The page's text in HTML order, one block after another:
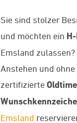
Sie sind stolzer
und möchten ein
Emsland
Anstehen und
zertifizierte
Emsland